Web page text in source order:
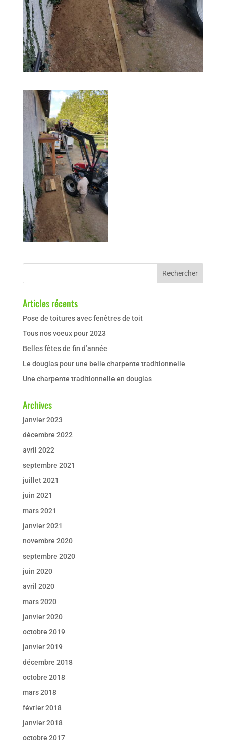
Articles récents
Pose de toitures avec fenêtres de toit
Tous nos voeux pour 2023
Belles fêtes de fin d’année
Le douglas pour une belle charpente traditionnelle
Une charpente traditionnelle en douglas
Archives
janvier 2023
décembre 2022
avril 2022
septembre 2021
juillet 2021
juin 2021
mars 2021
janvier 2021
novembre 2020
septembre 2020
juin 2020
avril 2020
mars 2020
janvier 2020
octobre 2019
janvier 2019
décembre 2018
octobre 2018
mars 2018
février 2018
janvier 2018
octobre 2017